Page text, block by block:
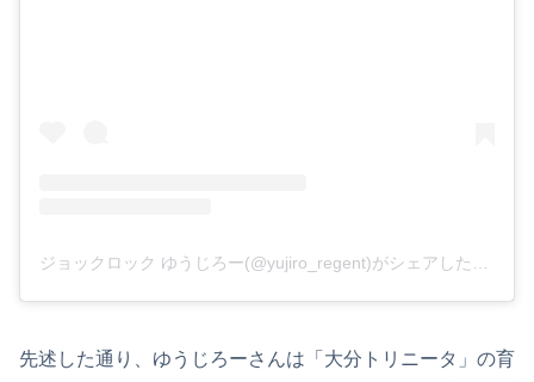
先述した通り、ゆうじろーさんは「大分トリニータ」の育